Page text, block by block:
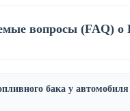
вопросы (FAQ) о
бака у